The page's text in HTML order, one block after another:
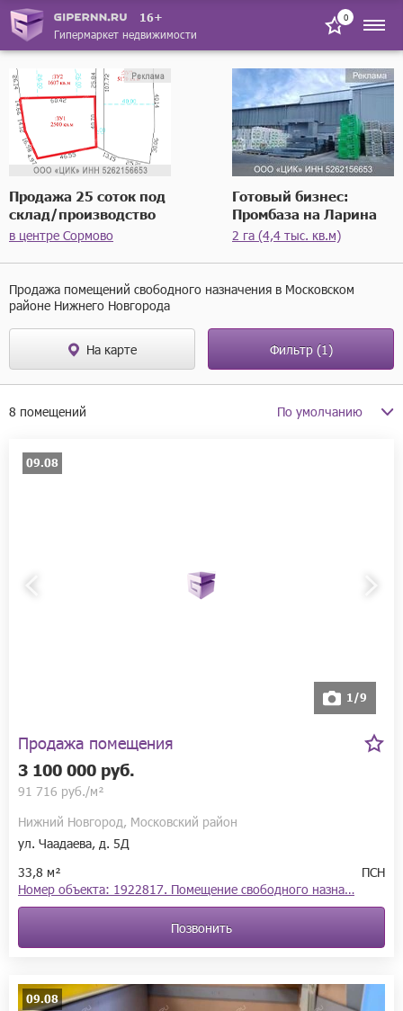
16+
Гипермаркет недвижимости
0
Продажа 25 соток под
склад/производство
в центре Сормово
Готовый бизнес:
Промбаза на Ларина
2 га (4,4 тыс. кв.м)
Продажа помещений свободного назначения в Московском
районе Нижнего Новгорода
На карте Фильтр(1)
8 помещений
09.08
1/9
Продажа помещения
3 100 000 руб.
91 716 руб./м²
Нижний Новгород, Московский район
ул. Чаадаева, д. 5Д
33,8 м²
ПСН
Номер объекта: 1922817. Помещение свободного назна…
Позвонить
09.08